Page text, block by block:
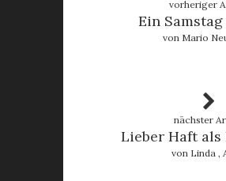
vorheriger
Ein
von Mario
nächster
Lieber Haft
von Linda ,